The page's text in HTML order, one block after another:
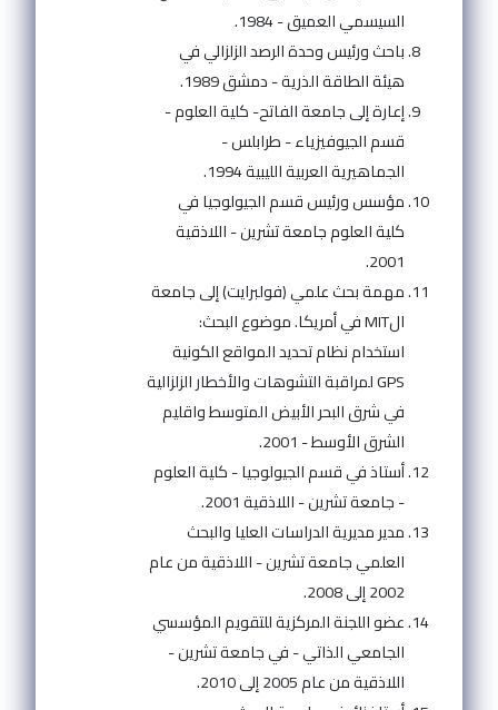
السيسمي العميق - 1984.
باحث ورئيس وحدة الرصد الزلزالي في
هيئة الطاقة الذرية - دمشق 1989.
إعارة إلى جامعة الفاتح- كلية العلوم -
قسم الجيوفيزياء - طرابلس -
الجماهيرية العربية الليبية 1994.
مؤسس ورئيس قسم الجيولوجيا في
كلية العلوم جامعة تشرين - اللاذقية
2001.
مهمة بحث علمي (فولبرايت) إلى جامعة
الMIT في أمريكا. موضوع البحث:
استخدام نظام تحديد المواقع الكونية
GPS لمراقبة التشوهات والأخطار الزلزالية
في شرق البحر الأبيض المتوسط واقليم
الشرق الأوسط - 2001.
أستاذ في قسم الجيولوجيا - كلية العلوم
- جامعة تشرين - اللاذقية 2001.
مدير مديرية الدراسات العليا والبحث
العلمي جامعة تشرين - اللاذقية من عام
2002 إلى 2008.
عضو اللجنة المركزية للتقويم المؤسسي
الجامعي الذاتي - في جامعة تشرين -
اللاذقية من عام 2005 إلى 2010.